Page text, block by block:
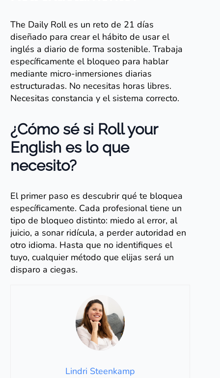
The Daily Roll es un reto de 21 días
diseñado para crear el hábito de usar el
inglés a diario de forma sostenible. Trabaja
específicamente el bloqueo para hablar
mediante micro-inmersiones diarias
estructuradas. No necesitas horas libres.
Necesitas constancia y el sistema correcto.
¿Cómo sé si Roll your
English es lo que
necesito?
El primer paso es descubrir qué te bloquea
específicamente. Cada profesional tiene un
tipo de bloqueo distinto: miedo al error, al
juicio, a sonar ridícula, a perder autoridad en
otro idioma. Hasta que no identifiques el
tuyo, cualquier método que elijas será un
disparo a ciegas.
Lindri Steenkamp